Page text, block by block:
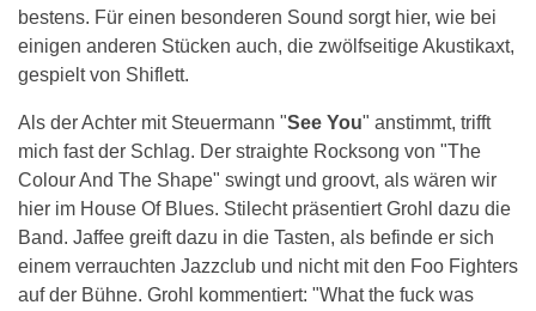
bestens. Für einen besonderen Sound sorgt hier, wie bei
einigen anderen Stücken auch, die zwölfseitige Akustikaxt,
gespielt von Shiflett.
Als der Achter mit Steuermann "See You" anstimmt, trifft
mich fast der Schlag. Der straighte Rocksong von "The
Colour And The Shape" swingt und groovt, als wären wir
hier im House Of Blues. Stilecht präsentiert Grohl dazu die
Band. Jaffee greift dazu in die Tasten, als befinde er sich
einem verrauchten Jazzclub und nicht mit den Foo Fighters
auf der Bühne. Grohl kommentiert: "What the fuck was